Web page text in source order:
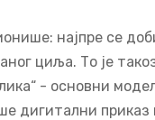
најпре се
циља. То је
- основни
дигитални